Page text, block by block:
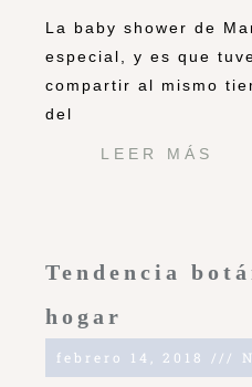
La baby shower de
especial, y es que
compartir al mismo
del
LEER MÁS
Tendencia
hogar
febrero 14, 2018